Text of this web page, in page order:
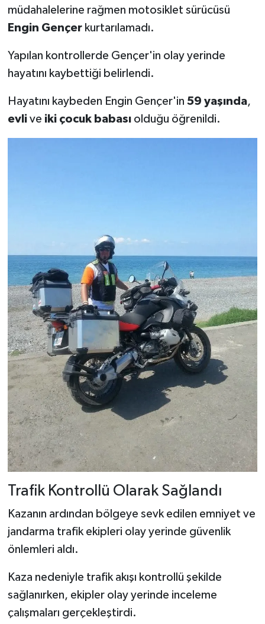
müdahalelerine rağmen motosiklet sürücüsü
Engin Gençerkurtarılamadı.
Yapılan kontrollerde Gençer'in olay yerinde
hayatını kaybettiği belirlendi.
Hayatını kaybeden Engin Gençer'in 59 yaşında,
evlive iki çocuk babasıolduğu öğrenildi.
Trafik Kontrollü Olarak Sağlandı
Kazanın ardından bölgeye sevk edilen emniyet ve
jandarma trafik ekipleri olay yerinde güvenlik
önlemleri aldı.
Kaza nedeniyle trafik akışı kontrollü şekilde
sağlanırken, ekipler olay yerinde inceleme
çalışmaları gerçekleştirdi.